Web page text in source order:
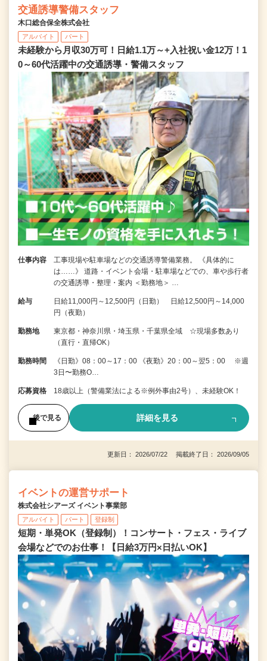
交通誘導警備スタッフ
木口総合保全株式会社
アルバイト パート
未経験から月収30万可！日給1.1万～+入社祝い金12万！1
0～60代活躍中の交通誘導・警備スタッフ
仕事内容
工事現場や駐車場などの交通誘導警備業務。 《具体的に
は……》 道路・イベント会場・駐車場などでの、車や歩行者
の交通誘導・整理・案内 ＜勤務地＞ …
給与
日給11,000円～12,500円（日勤） 日給12,500円～14,000
円（夜勤）
勤務地
東京都・神奈川県・埼玉県・千葉県全域 ☆現場多数あり
（直行・直帰OK）
勤務時間
《日勤》08：00～17：00 《夜勤》20：00～翌5：00 ※週
3日〜勤務O…
応募資格 18歳以上（警備業法による※例外事由2号）、未経験OK！
後で見る 詳細を見る
更新日： 2026/07/22 掲載終了日： 2026/09/05
イベントの運営サポート
株式会社シアーズ イベント事業部
アルバイト パート 登録制
短期・単発OK（登録制）！コンサート・フェス・ライブ
会場などでのお仕事！【日給3万円×日払いOK】